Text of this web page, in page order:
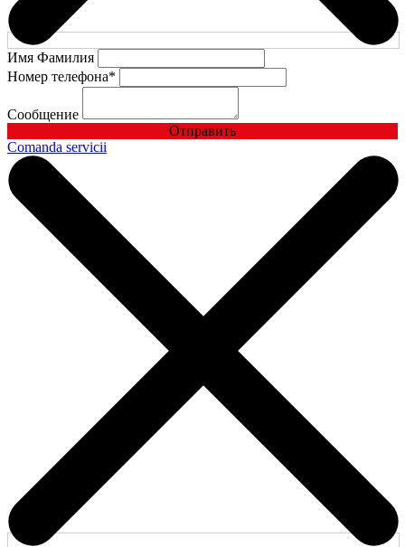
Имя Фамилия
Номер телефона*
Сообщение
Отправить
Comanda servicii